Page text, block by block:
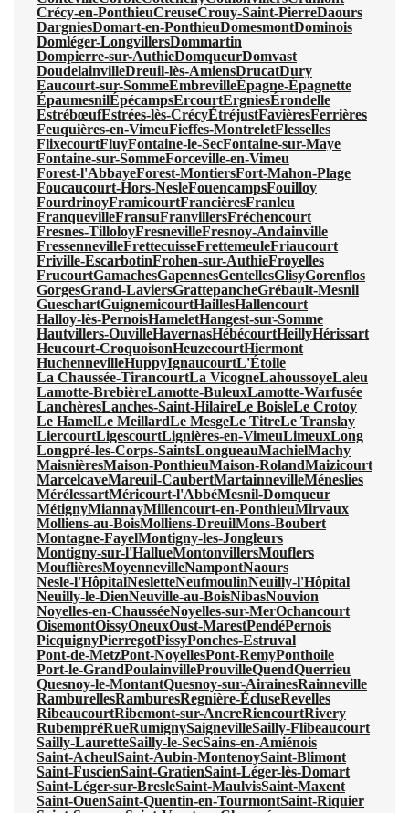
Crécy-en-PonthieuCreuseCrouy-Saint-PierreDaours
DargniesDomart-en-PonthieuDomesmontDominois
Domléger-LongvillersDommartin
Dompierre-sur-AuthieDomqueurDomvast
DoudelainvilleDreuil-lès-AmiensDrucatDury
Eaucourt-sur-SommeEmbrevilleÉpagne-Épagnette
ÉpaumesnilÉpécampsErcourtErgniesÉrondelle
EstrébœufEstrées-lès-CrécyÉtréjustFavièresFerrières
Feuquières-en-VimeuFieffes-MontreletFlesselles
FlixecourtFluyFontaine-le-SecFontaine-sur-Maye
Fontaine-sur-SommeForceville-en-Vimeu
Forest-l'AbbayeForest-MontiersFort-Mahon-Plage
Foucaucourt-Hors-NesleFouencampsFouilloy
FourdrinoyFramicourtFrancièresFranleu
FranquevilleFransuFranvillersFréchencourt
Fresnes-TilloloyFresnevilleFresnoy-Andainville
FressennevilleFrettecuisseFrettemeuleFriaucourt
Friville-EscarbotinFrohen-sur-AuthieFroyelles
FrucourtGamachesGapennesGentellesGlisyGorenflos
GorgesGrand-LaviersGrattepancheGrébault-Mesnil
GueschartGuignemicourtHaillesHallencourt
Halloy-lès-PernoisHameletHangest-sur-Somme
Hautvillers-OuvilleHavernasHébécourtHeillyHérissart
Heucourt-CroquoisonHeuzecourtHiermont
HuchennevilleHuppyIgnaucourtL'Étoile
La Chaussée-TirancourtLa VicogneLahoussoyeLaleu
Lamotte-BrebièreLamotte-BuleuxLamotte-Warfusée
LanchèresLanches-Saint-HilaireLe BoisleLe Crotoy
Le HamelLe MeillardLe MesgeLe TitreLe Translay
LiercourtLigescourtLignières-en-VimeuLimeuxLong
Longpré-les-Corps-SaintsLongueauMachielMachy
MaisnièresMaison-PonthieuMaison-RolandMaizicourt
MarcelcaveMareuil-CaubertMartainnevilleMéneslies
MérélessartMéricourt-l'AbbéMesnil-Domqueur
MétignyMiannayMillencourt-en-PonthieuMirvaux
Molliens-au-BoisMolliens-DreuilMons-Boubert
Montagne-FayelMontigny-les-Jongleurs
Montigny-sur-l'HallueMontonvillersMouflers
MouflièresMoyennevilleNampontNaours
Nesle-l'HôpitalNesletteNeufmoulinNeuilly-l'Hôpital
Neuilly-le-DienNeuville-au-BoisNibasNouvion
Noyelles-en-ChausséeNoyelles-sur-MerOchancourt
OisemontOissyOneuxOust-MarestPendéPernois
PicquignyPierregotPissyPonches-Estruval
Pont-de-MetzPont-NoyellesPont-RemyPonthoile
Port-le-GrandPoulainvilleProuvilleQuendQuerrieu
Quesnoy-le-MontantQuesnoy-sur-AirainesRainneville
RamburellesRamburesRegnière-ÉcluseRevelles
RibeaucourtRibemont-sur-AncreRiencourtRivery
RubempréRueRumignySaignevilleSailly-Flibeaucourt
Sailly-LauretteSailly-le-SecSains-en-Amiénois
Saint-AcheulSaint-Aubin-MontenoySaint-Blimont
Saint-FuscienSaint-GratienSaint-Léger-lès-Domart
Saint-Léger-sur-BresleSaint-MaulvisSaint-Maxent
Saint-OuenSaint-Quentin-en-TourmontSaint-Riquier